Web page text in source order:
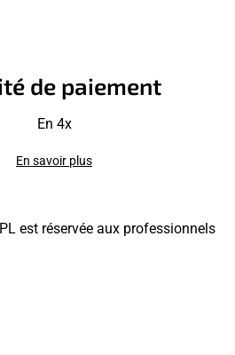
de paiement
En 4x
En savoir plus
est réservée aux professionnels